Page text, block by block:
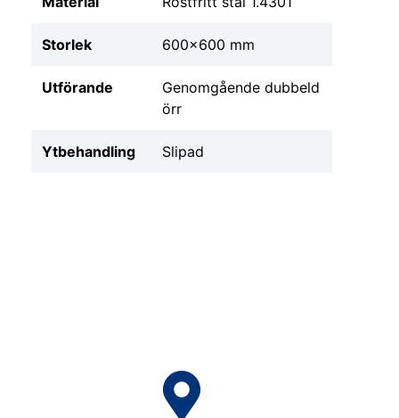
Storlek 600x600 mm
Utförande
Genomgående dubbeld
örr
Ytbehandling Slipad